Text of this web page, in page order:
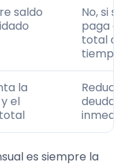
saldo
No, si se
paga el
total a
tiempo
la
el
Reduce
deuda
es siempre la